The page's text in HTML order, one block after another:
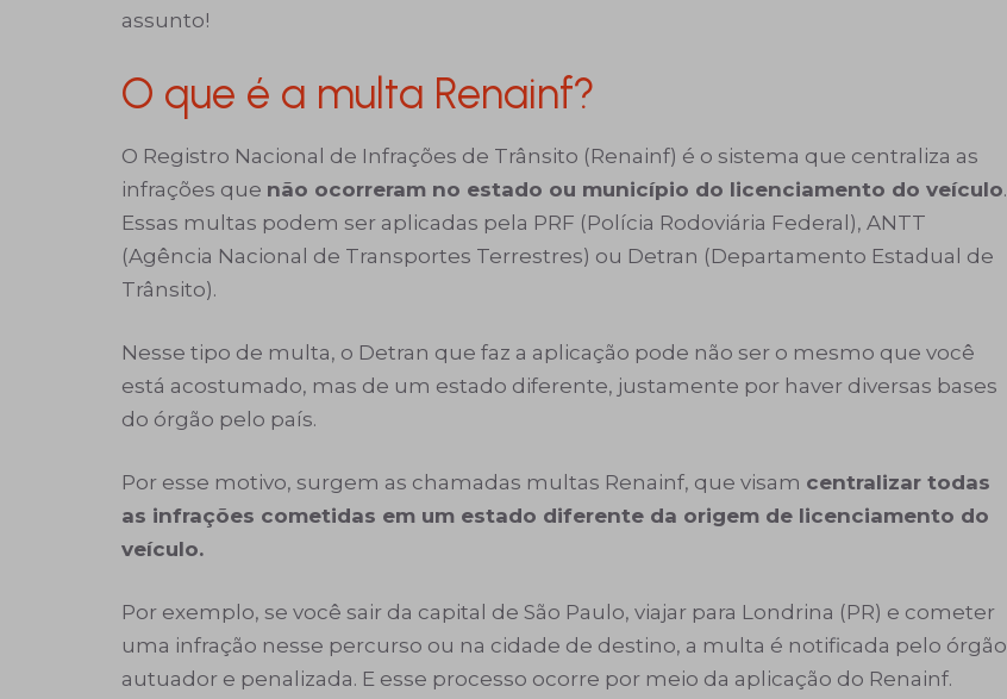
assunto!
O que é a multa Renainf?
O Registro Nacional de Infrações de Trânsito (Renainf) é o sistema que centraliza as
infrações que não ocorreram no estado ou município do licenciamento do veículo.
Essas multas podem ser aplicadas pela PRF (Polícia Rodoviária Federal), ANTT
(Agência Nacional de Transportes Terrestres) ou Detran (Departamento Estadual de
Trânsito).
Nesse tipo de multa, o Detran que faz a aplicação pode não ser o mesmo que você
está acostumado, mas de um estado diferente, justamente por haver diversas bases
do órgão pelo país.
Por esse motivo, surgem as chamadas multas Renainf, que visam centralizar todas
as infrações cometidas em um estado diferente da origem de licenciamento do
veículo.
Por exemplo, se você sair da capital de São Paulo, viajar para Londrina (PR) e cometer
uma infração nesse percurso ou na cidade de destino, a multa é notificada pelo órgão
autuador e penalizada. E esse processo ocorre por meio da aplicação do Renainf.